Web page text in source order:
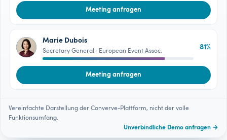
Meeting anfragen
MD
Marie Dubois
Secretary General · European Event Assoc. 81%
Meeting anfragen
Vereinfachte Darstellung der Converve-Plattform, nicht der volle
Funktionsumfang.
Unverbindliche Demo anfragen →